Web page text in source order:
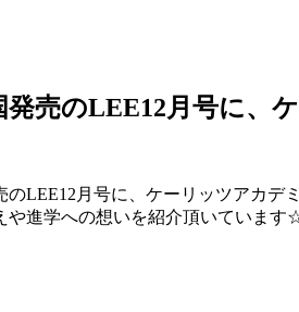
発売のLEE12月号に、
のLEE12月号に、ケーリッツアカ
や進学への想いを紹介頂いていま